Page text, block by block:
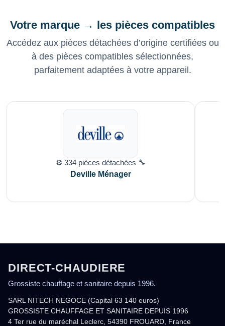
Votre marque → les pièces compatibles
Accédez aux pièces détachées d’origine certifiées ou
à des pièces compatibles sélectionnées,
parfaitement adaptées à votre appareil.
⚙️ 334 pièces détachées 🔧
Deville Ménager
DIRECT-CHAUDIERE
Grossiste chauffage et sanitaire depuis 1996.
SARL NITECH NEGOCE (Capital 63 140 euros)
GROSSISTE CHAUFFAGE ET SANITAIRE DEPUIS 1996
4 Ter rue du maréchal Leclerc, 54390 FROUARD, France